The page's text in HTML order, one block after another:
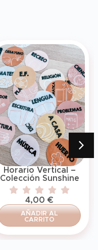
Horario Vertical –
Colección Sunshine
4,00 €
AÑADIR AL
CARRITO